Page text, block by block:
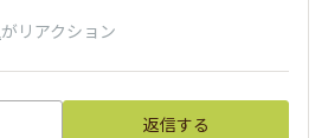
がリアクション
返信する